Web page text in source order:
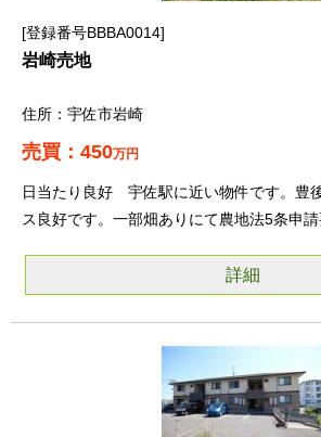
登録番号BBBA0014
岩崎売地
宇佐市岩崎
450万円
日当たり良好 宇佐駅に近い物件です。豊
ス良好です。一部畑ありにて農地法5条申
詳細